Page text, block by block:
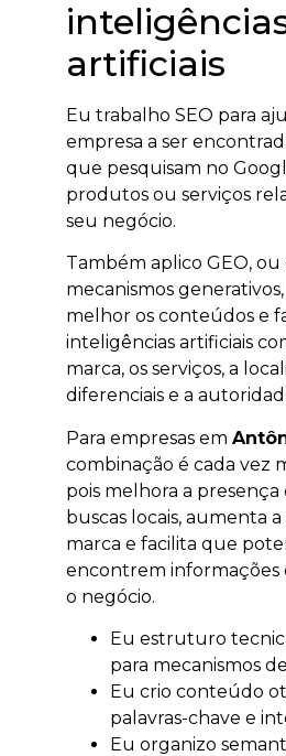
artificiais
Eu trabalho SEO para
empresa a ser
que pesquisam no
produtos ou serviços
seu negócio.
Também aplico GEO,
mecanismos
melhor os conteúdos e
inteligências artificiais
marca, os serviços, a
diferenciais e a
Para empresas em
combinação é cada vez
pois melhora a
buscas locais, aumenta
marca e facilita que
encontrem informações
o negócio.
Eu estruturo
para mecanismos
Eu crio conteúdo
palavras-chave e
Eu organizo